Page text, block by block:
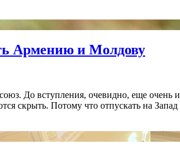
Армению и Молдову
До вступления, очевидно, еще очень
скрыть. Потому что отпускать на